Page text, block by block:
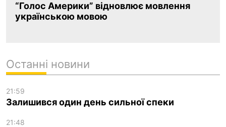
“Голос Америки” відновлює мовлення
українською мовою
Останні новини
21:59
Залишився один день сильної спеки
21:48